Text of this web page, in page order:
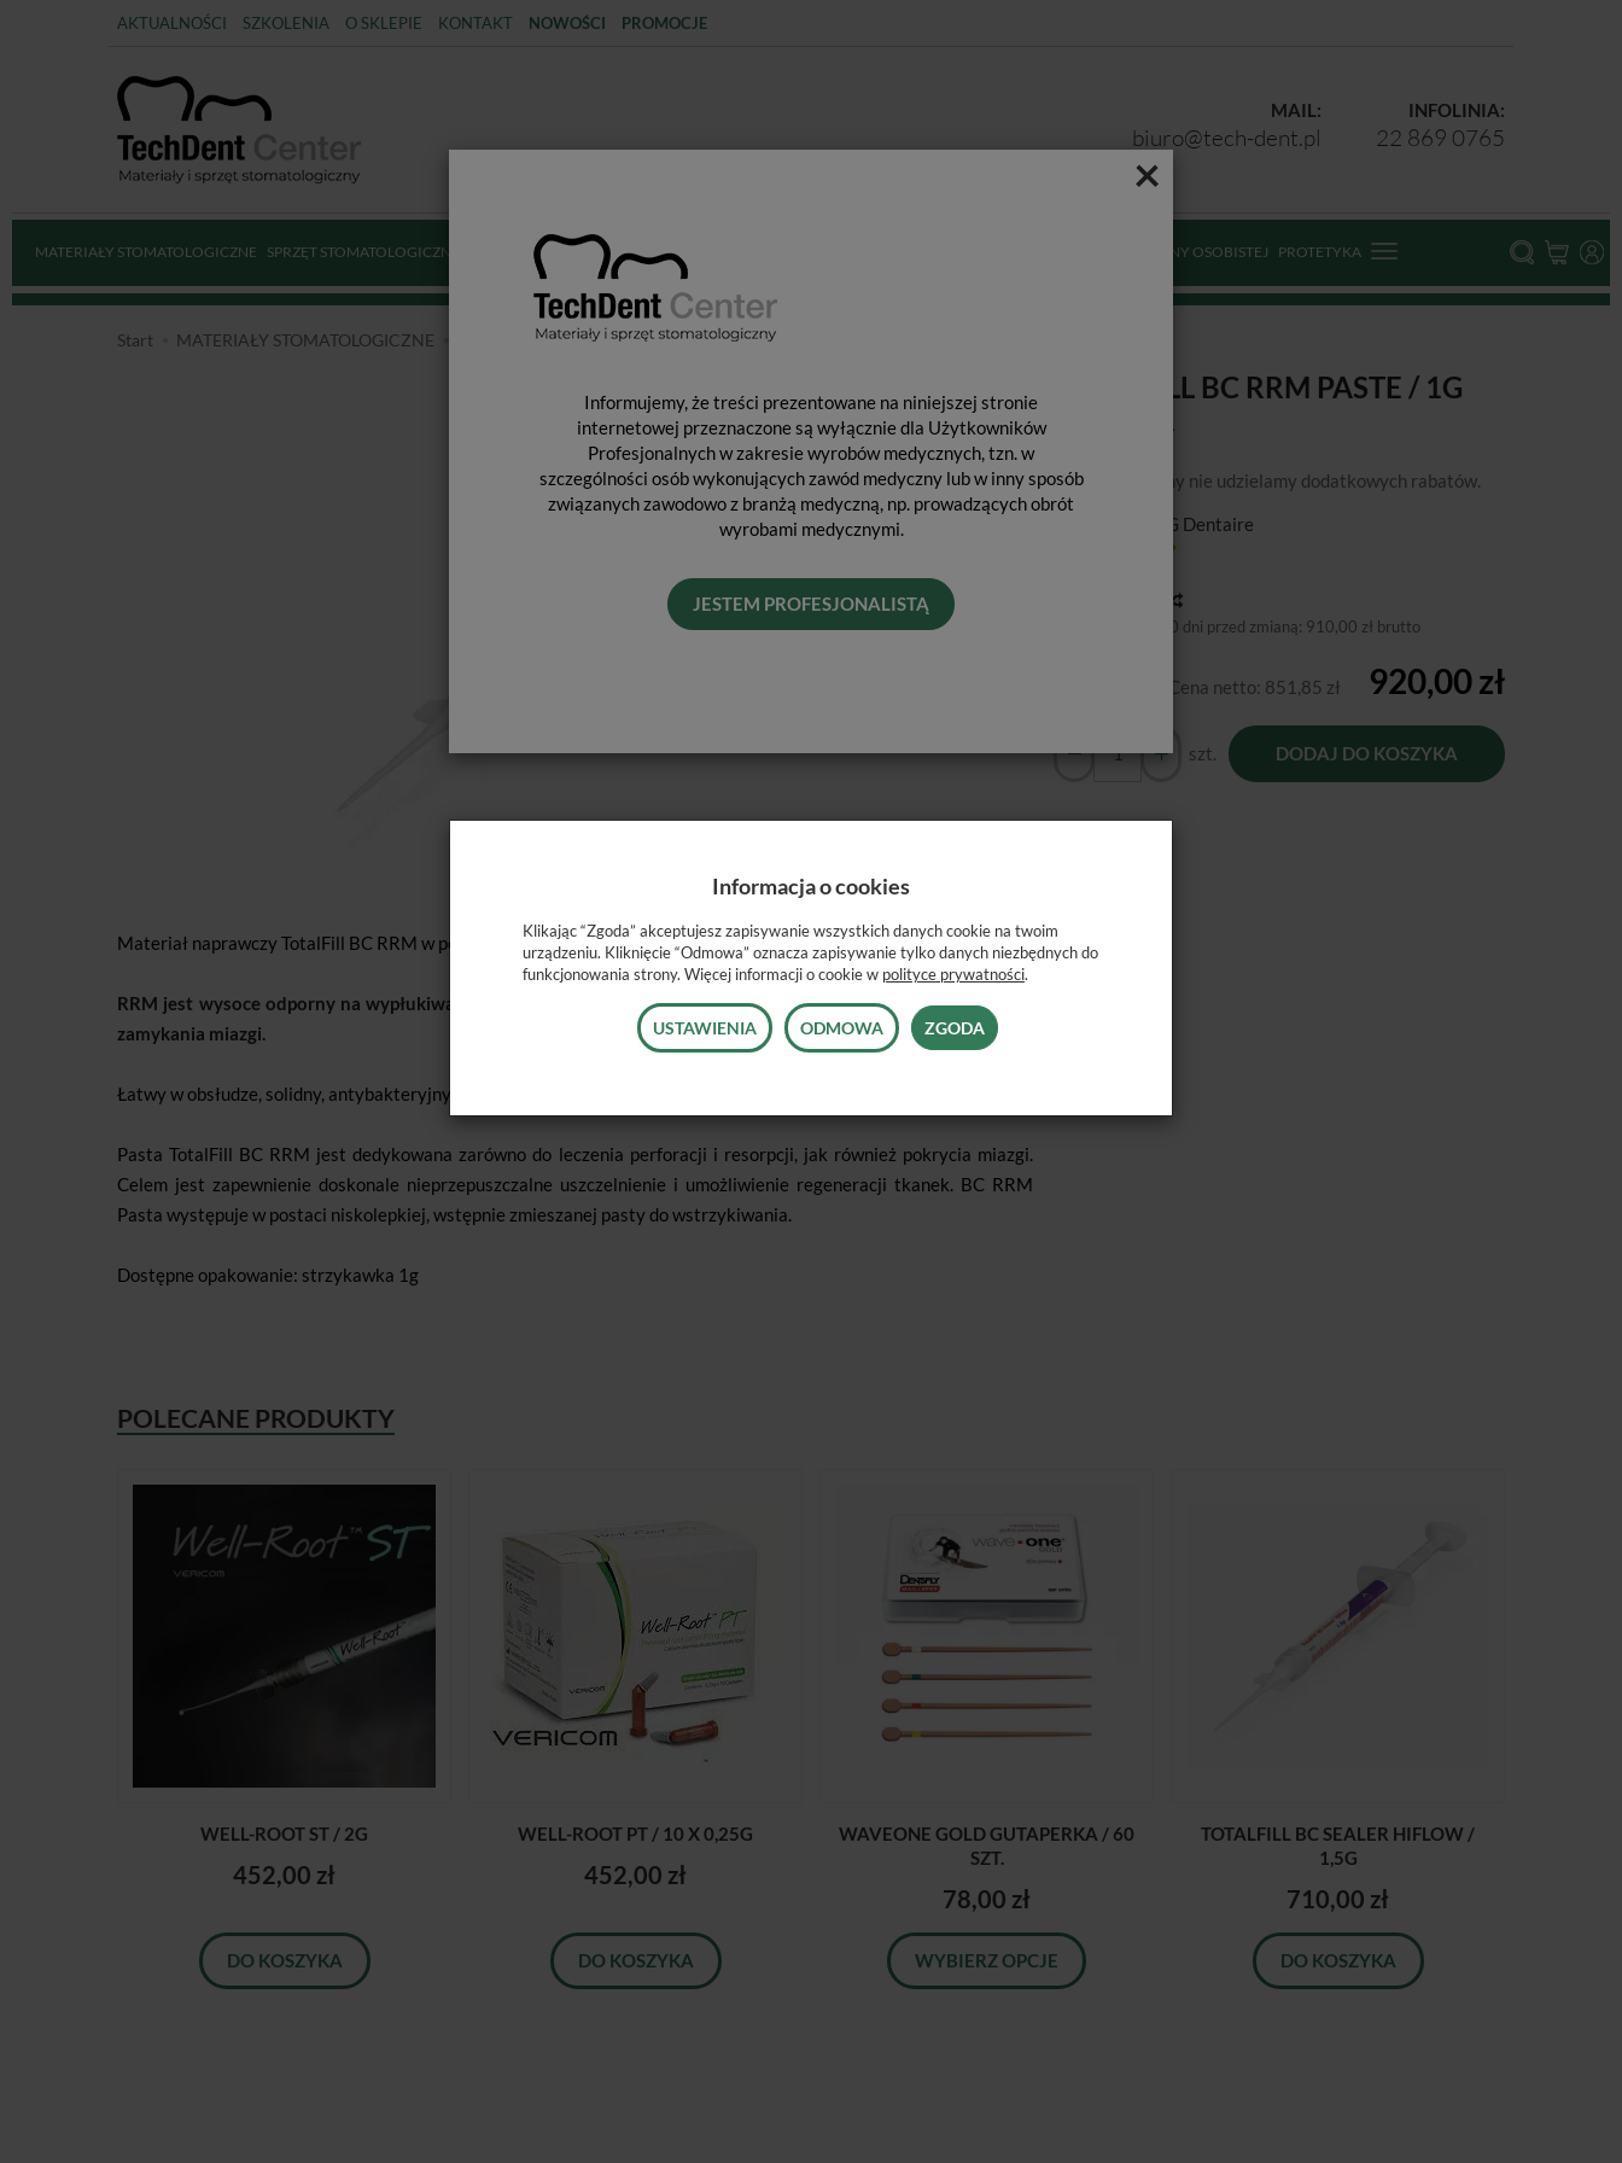
×
Informujemy, że treści prezentowane na niniejszej stronie
internetowej przeznaczone są wyłącznie dla Użytkowników
Profesjonalnych w zakresie wyrobów medycznych, tzn. w
szczególności osób wykonujących zawód medyczny lub w inny sposób
związanych zawodowo z branżą medyczną, np. prowadzących obrót
wyrobami medycznymi.
JESTEM PROFESJONALISTĄ
AKTUALNOŚCI SZKOLENIA O SKLEPIE KONTAKT NOWOŚCI PROMOCJE
INFOLINIA:
22 869 0765
MAIL:
biuro@tech-dent.pl
MATERIAŁY STOMATOLOGICZNE SPRZĘT STOMATOLOGICZNY DEZYNFEKCJA STERYLIZACJA ŚRODKI OCHRONY OSOBISTEJ PROTETYKA
Start MATERIAŁY STOMATOLOGICZNE ENDODONCJA Materiały do wypełniania kanałów
TOTALFILL BC RRM PASTE / 1G
Od podanej ceny nie udzielamy dodatkowych rabatów.
FKG Dentaire
Najniższa cena 30 dni przed zmianą: 910,00 zł brutto
Cena netto: 851,85 zł 920,00 zł
szt. DODAJ DO KOSZYKA
Materiał naprawczy TotalFill BC RRM w postaci pasty w strzykawce.
RRM jest wysoce odporny na wypłukiwanie i jest idealny do wszystkich rodzajów zabiegów naprawy korzeni i
zamykania miazgi.
Łatwy w obsłudze, solidny, antybakteryjny (+12pH) jest również wysoce biokompatybilny i osteogenny.
Pasta TotalFill BC RRM jest dedykowana zarówno do leczenia perforacji i resorpcji, jak również pokrycia miazgi.
Celem jest zapewnienie doskonale nieprzepuszczalne uszczelnienie i umożliwienie regeneracji tkanek. BC RRM
Pasta występuje w postaci niskolepkiej, wstępnie zmieszanej pasty do wstrzykiwania.
Dostępne opakowanie: strzykawka 1g
POLECANE PRODUKTY
WELL-ROOT ST / 2G
452,00 zł
DO KOSZYKA
WELL-ROOT PT / 10 X 0,25G
452,00 zł
DO KOSZYKA
WAVEONE GOLD GUTAPERKA / 60
SZT.
78,00 zł
WYBIERZ OPCJE
TOTALFILL BC SEALER HIFLOW /
1,5G
710,00 zł
DO KOSZYKA
Informacja o cookies
Klikając “Zgoda” akceptujesz zapisywanie wszystkich danych cookie na twoim
urządzeniu. Kliknięcie “Odmowa” oznacza zapisywanie tylko danych niezbędnych do
funkcjonowania strony. Więcej informacji o cookie w polityce prywatności.
USTAWIENIA ODMOWA ZGODA